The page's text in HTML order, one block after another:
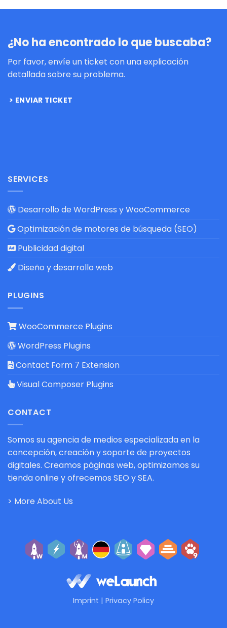
¿No ha encontrado lo que buscaba?
Por favor, envíe un ticket con una explicación
detallada sobre su problema.
ENVIAR TICKET
SERVICES
Desarrollo de WordPress y WooCommerce
Optimización de motores de búsqueda (SEO)
Publicidad digital
Diseño y desarrollo web
PLUGINS
WooCommerce Plugins
WordPress Plugins
Contact Form 7 Extension
Visual Composer Plugins
CONTACT
Somos su agencia de medios especializada en la
concepción, creación y soporte de proyectos
digitales. Creamos páginas web, optimizamos su
tienda online y ofrecemos SEO y SEA.
> More About Us
Imprint | Privacy Policy